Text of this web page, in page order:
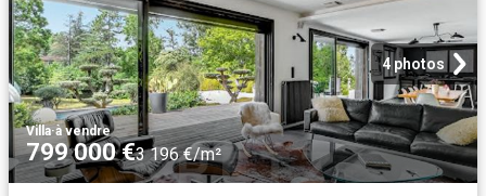
4 photos
Villa·à vendre
799 000 €3 196 €/m²